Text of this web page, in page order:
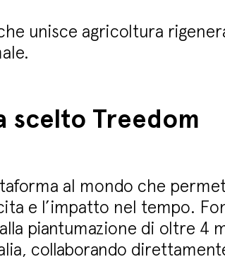
unisce agricoltura
scelto Treedom
al mondo che
e l’impatto nel tempo.
piantumazione di oltre 4
collaborando